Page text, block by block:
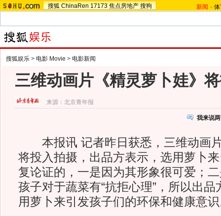
搜狐 ChinaRen 17173 焦点房地产 搜狗 新闻 -
搜狐娱乐 > 电影 Movie > 电影新闻
三维动画片《精灵萝卜娃》
来源：北京青年报
我来说
本报讯 记者昨日获悉，三维动画
将投入拍摄，出品方表示，选用萝卜
复论证的，一是因为其形象很可爱；
孩子对于蔬菜有“抗拒心理”，所以出
用萝卜来引发孩子们的环保和健康意